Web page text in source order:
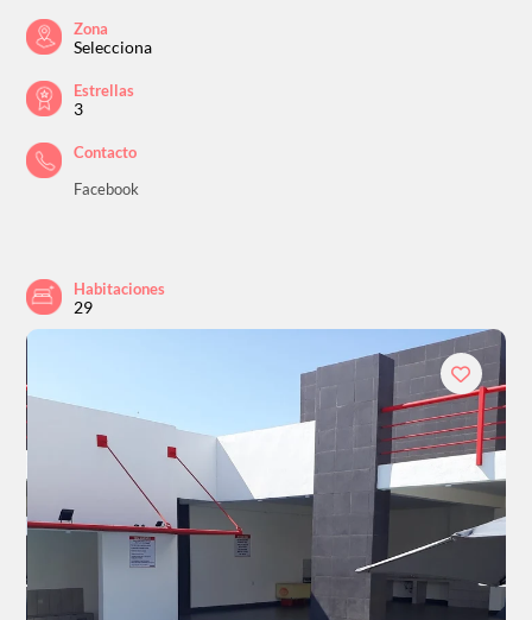
Zona
Selecciona
Estrellas
3
Contacto
Facebook
Habitaciones
29